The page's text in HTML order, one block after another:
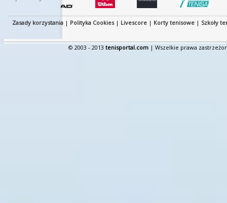
Zasady korzystania | Polityka Cookies| Livescore | Korty tenisowe | Szkoły
© 2003 - 2013 tenisportal.com | Wszelkie prawa